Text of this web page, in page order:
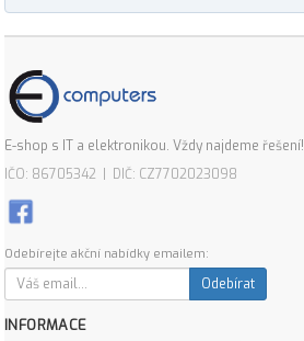
E-shop s IT a elektronikou. Vždy najdeme řešení!
IČO: 86705342 | DIČ: CZ7702023098
Odebírejte akční nabídky emailem:
Odebírat
INFORMACE